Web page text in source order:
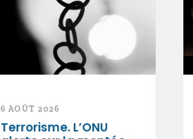
6 AOÛT 2026
Terrorisme. L’ONU